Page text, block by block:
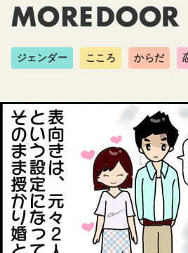
ジェンダー こころ からだ